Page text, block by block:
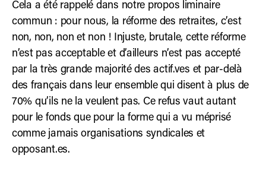
Cela a été rappelé dans notre propos liminaire
commun : pour nous, la réforme des retraites, c’est
non, non, non et non ! Injuste, brutale, cette réforme
n’est pas acceptable et d’ailleurs n’est pas accepté
par la très grande majorité des actif.ves et par-delà
des français dans leur ensemble qui disent à plus de
70% qu’ils ne la veulent pas. Ce refus vaut autant
pour le fonds que pour la forme qui a vu méprisé
comme jamais organisations syndicales et
opposant.es.